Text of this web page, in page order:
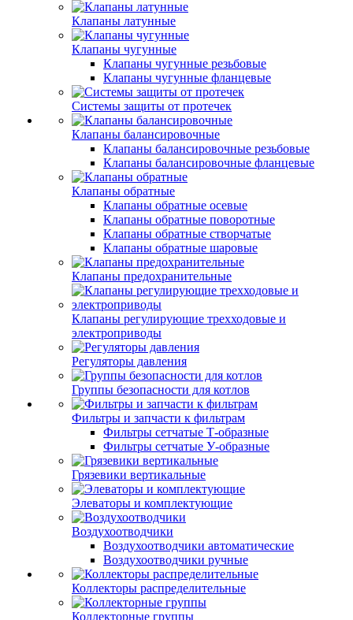
Клапаны латунные
Клапаны чугунные
Клапаны чугунные резьбовые
Клапаны чугунные фланцевые
Системы защиты от протечек
Клапаны балансировочные
Клапаны балансировочные резьбовые
Клапаны балансировочные фланцевые
Клапаны обратные
Клапаны обратные осевые
Клапаны обратные поворотные
Клапаны обратные створчатые
Клапаны обратные шаровые
Клапаны предохранительные
Клапаны регулирующие трехходовые и
электроприводы
Регуляторы давления
Группы безопасности для котлов
Фильтры и запчасти к фильтрам
Фильтры сетчатые Т-образные
Фильтры сетчатые У-образные
Грязевики вертикальные
Элеваторы и комплектующие
Воздухоотводчики
Воздухоотводчики автоматические
Воздухоотводчики ручные
Коллекторы распределительные
Коллекторные группы